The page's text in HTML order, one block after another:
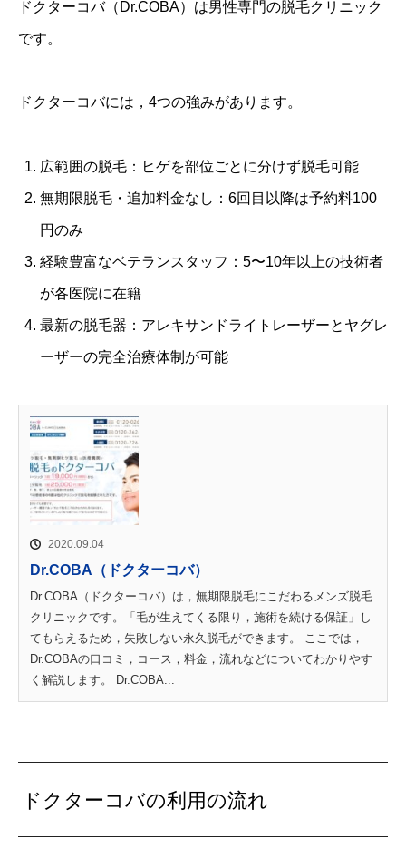
ドクターコバ（Dr.COBA）は男性専門の脱毛クリニック
です。
ドクターコバには，4つの強みがあります。
広範囲の脱毛：ヒゲを部位ごとに分けず脱毛可能
無期限脱毛・追加料金なし：6回目以降は予約料100
円のみ
経験豊富なベテランスタッフ：5〜10年以上の技術者
が各医院に在籍
最新の脱毛器：アレキサンドライトレーザーとヤグレ
ーザーの完全治療体制が可能
2020.09.04
Dr.COBA（ドクターコバ）
Dr.COBA（ドクターコバ）は，無期限脱毛にこだわるメンズ脱毛
クリニックです。「毛が生えてくる限り，施術を続ける保証」し
てもらえるため，失敗しない永久脱毛ができます。 ここでは，
Dr.COBAの口コミ，コース，料金，流れなどについてわかりやす
く解説します。 Dr.COBA...
ドクターコバの利用の流れ